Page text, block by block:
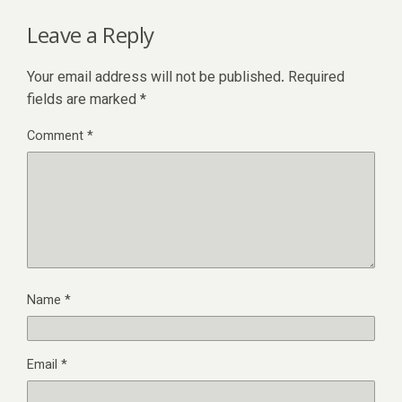
Leave a Reply
Your email address will not be published. Required
fields are marked *
Comment*
Name *
Email *